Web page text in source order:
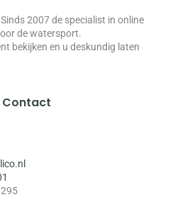
2007 de specialist in online
de watersport.
bekijken en u deskundig laten
Contact